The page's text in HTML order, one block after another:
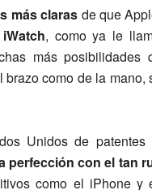
más claras de que
, como ya le
más posibilidades
como de la mano,
Unidos de patentes
perfección con el tan
como el iPhone y